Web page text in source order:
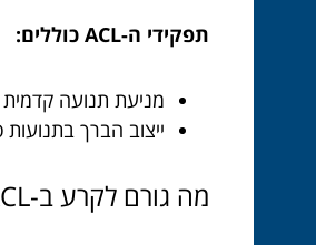
תפקידי ה-ACL כוללים:
מניעת תנועה
ייצוב הברך בתנועות
מה גורם לקרע ב-ACL?